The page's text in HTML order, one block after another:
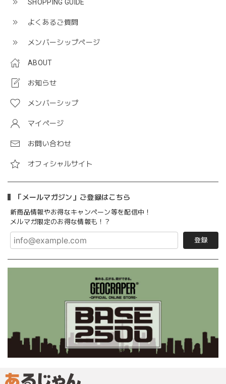
SHOPPING GUIDE
よくあるご質問
メンバーシップページ
ABOUT
お知らせ
メンバーシップ
マイページ
お問い合わせ
オフィシャルサイト
「メールマガジン」ご登録はこちら
新商品情報やお得なキャンペーン等を配信中！
メルマガ限定のお得な情報も！？
登録